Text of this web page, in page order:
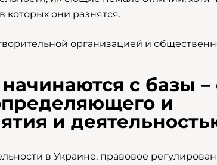
которых они разнятся.
организацией и
с базы –
и
и
в Украине, правовое